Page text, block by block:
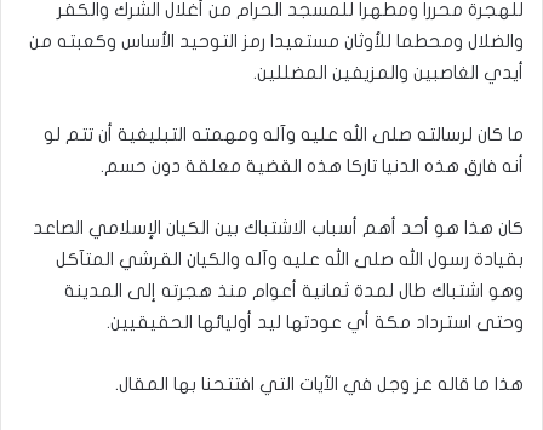
للهجرة محررا ومطهرا للمسجد الحرام من أغلال الشرك والكفر
والضلال ومحطما للأوثان مستعيدا رمز التوحيد الأساس وكعبته من
أيدي الغاصبين والمزيفين المضللين.
ما كان لرسالته صلى الله عليه وآله ومهمته التبليغية أن تتم لو
أنه فارق هذه الدنيا تاركا هذه القضية معلقة دون حسم.
كان هذا هو أحد أهم أسباب الاشتباك بين الكيان الإسلامي الصاعد
بقيادة رسول الله صلى الله عليه وآله والكيان القرشي المتآكل
وهو اشتباك طال لمدة ثمانية أعوام منذ هجرته إلى المدينة
وحتى استرداد مكة أي عودتها ليد أوليائها الحقيقيين.
هذا ما قاله عز وجل في الآيات التي افتتحنا بها المقال.